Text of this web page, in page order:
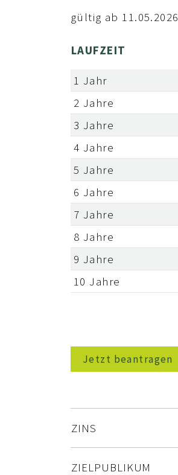
gültig ab 11.05.2026
LAUFZEIT
1 Jahr
2 Jahre
3 Jahre
4 Jahre
5 Jahre
6 Jahre
7 Jahre
8 Jahre
9 Jahre
10 Jahre
Jetzt beantragen
ZINS
ZIELPUBLIKUM